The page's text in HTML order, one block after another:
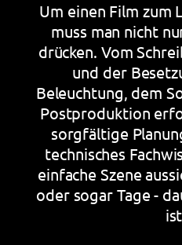
Um einen Film zum
muss man nicht
drücken. Vom
und der
Beleuchtung, dem
Postproduktion
sorgfältige
technisches
einfache Szene
oder sogar Tage -